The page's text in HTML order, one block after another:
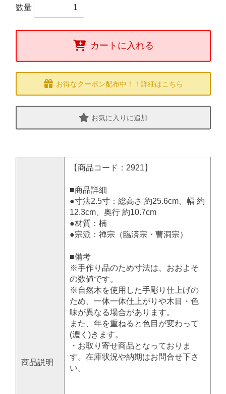
数量
カートに入れる
お得なクーポン配布中！！詳細はこちら
お気に入りに追加
商品説明
【商品コード：2921】
■商品詳細
●寸法2.5寸：総高さ 約25.6cm、幅 約
12.3cm、奥行 約10.7cm
●材質：楠
●宗派：禅宗（臨済宗・曹洞宗）
■備考
※手作り品のため寸法は、おおよそ
の数値です。
※自然木を使用した手彫り仕上げの
ため、一体一体仕上がりや木目・色
味が異なる場合があります。
また、年を重ねると色目が変わって
(濃く)きます。
・お取り寄せ商品となっておりま
す。在庫状況や納期はお問合せ下さ
い。